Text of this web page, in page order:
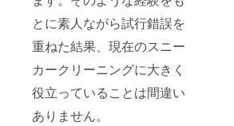
とに素人ながら試行錯誤を
重ねた結果、現在のスニー
カークリーニングに大きく
役立っていることは間違い
ありません。